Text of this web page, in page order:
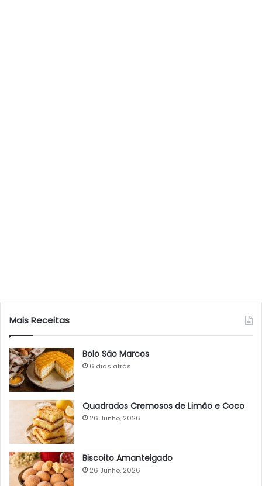
Mais Receitas
Bolo São Marcos
6 dias atrás
Quadrados Cremosos de Limão e Coco
26 Junho, 2026
Biscoito Amanteigado
26 Junho, 2026